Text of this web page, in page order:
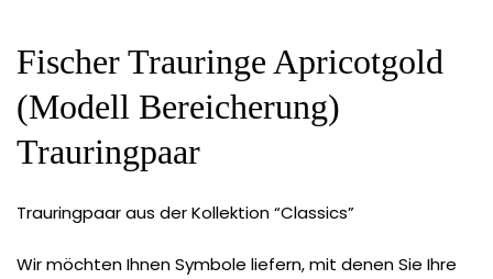
Fischer Trauringe Apricotgold
(Modell Bereicherung)
Trauringpaar
Trauringpaar aus der Kollektion “Classics”
Wir möchten Ihnen Symbole liefern, mit denen Sie Ihre